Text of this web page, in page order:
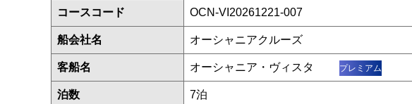
コースコード OCN-VI20261221-007
船会社名 オーシャニアクルーズ
客船名 オーシャニア・ヴィスタ プレミアム
泊数 7泊